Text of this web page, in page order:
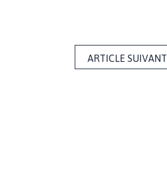
ARTICLE SUIVANT